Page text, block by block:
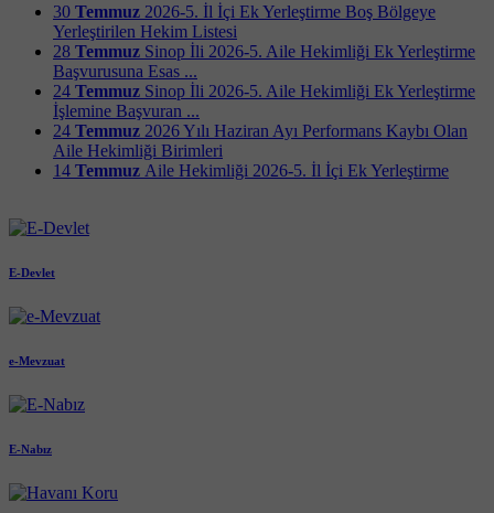
30 Temmuz 2026-5. İl İçi Ek Yerleştirme Boş Bölgeye
Yerleştirilen Hekim Listesi
28 Temmuz Sinop İli 2026-5. Aile Hekimliği Ek Yerleştirme
Başvurusuna Esas ...
24 Temmuz Sinop İli 2026-5. Aile Hekimliği Ek Yerleştirme
İşlemine Başvuran ...
24 Temmuz 2026 Yılı Haziran Ayı Performans Kaybı Olan
Aile Hekimliği Birimleri
14 Temmuz Aile Hekimliği 2026-5. İl İçi Ek Yerleştirme
E-Devlet
e-Mevzuat
E-Nabız